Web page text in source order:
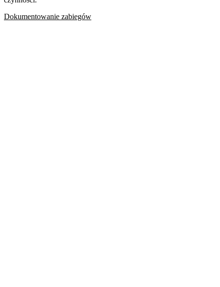
Dokumentowanie zabiegów